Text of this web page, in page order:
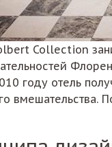
Collection
году отель
вмешательства.